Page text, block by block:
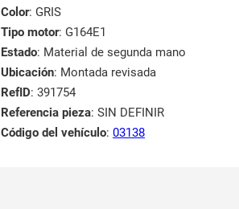
Color: GRIS
Tipo motor: G164E1
Estado: Material de segunda mano
Ubicación: Montada revisada
RefID: 391754
Referencia pieza: SIN DEFINIR
Código del vehículo: 03138